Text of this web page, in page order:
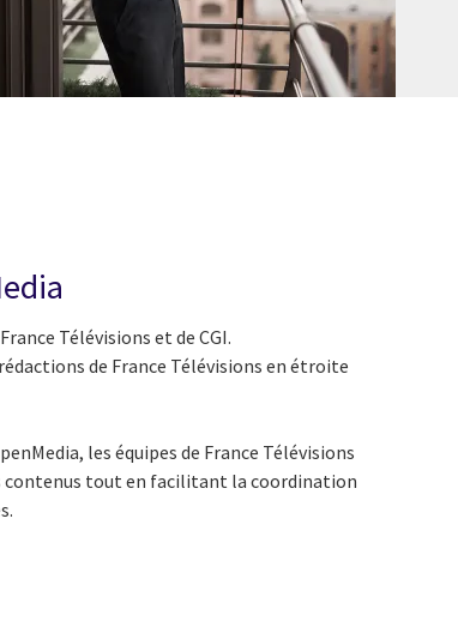
Télévisions et de CGI.
de France Télévisions en étroite
les équipes de France Télévisions
tout en facilitant la coordination